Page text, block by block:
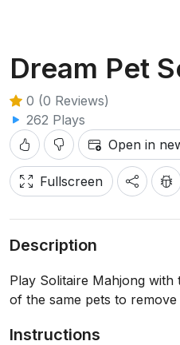
Dream Pet
0 (0 Reviews)
262 Plays
Open in
Fullscreen
Description
Play Solitaire Mahjong with
of the same pets to remove
Instructions